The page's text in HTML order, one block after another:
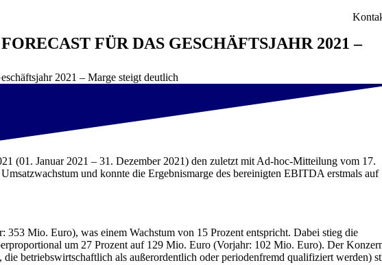
FÜR DAS GESCHÄFTSJAHR 2021 – M
2021 – Marge steigt deutlich
(01. Januar 2021 – 31. Dezember 2021) den zuletzt mit Ad-hoc-Mitteilung vom 17.
und konnte die Ergebnismarge des bereinigten EBITDA erstmals auf
Mio. Euro), was einem Wachstum von 15 Prozent entspricht. Dabei stieg die
um 27 Prozent auf 129 Mio. Euro (Vorjahr: 102 Mio. Euro). Der
betriebswirtschaftlich als außerordentlich oder periodenfremd qualifiziert werden)